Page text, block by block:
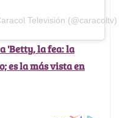
Televisión (@caracoltv)
'Betty, la fea: la
es la más vista en